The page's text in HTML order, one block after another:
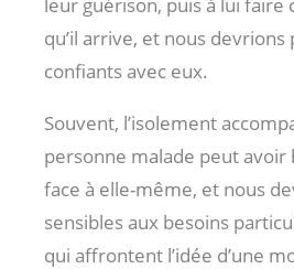
qu’il arrive, et nous
confiants avec eux.
Souvent, l’isolement
personne malade peut avoir
face à elle-même, et nous
sensibles aux besoins
qui affrontent l’idée d’une